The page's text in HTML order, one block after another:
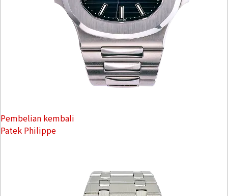
Pembelian kembali
Patek Philippe